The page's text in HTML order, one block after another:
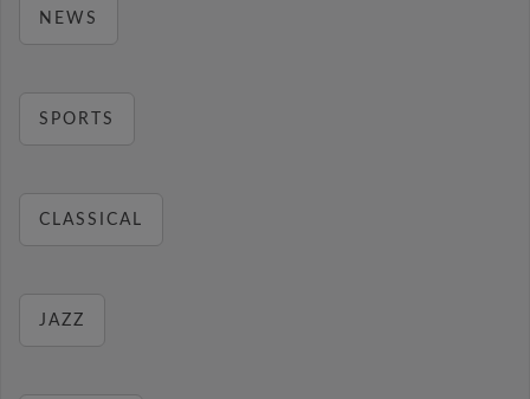
NEWS
SPORTS
CLASSICAL
JAZZ